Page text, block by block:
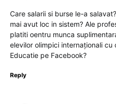
Care salarii si burse le-a
mai avut loc in sistem? Ale
platiti oentru munca
elevilor olimpici internaționali
Educatie pe Facebook?
Reply